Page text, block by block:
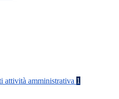
attività amministrativa 1